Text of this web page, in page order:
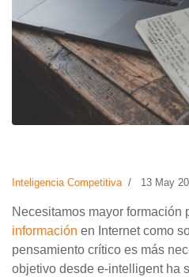
Inteligencia Competitiva 13 May
Necesitamos mayor formación
información en Internet como
pensamiento crítico es más
objetivo desde e-intelligent ha